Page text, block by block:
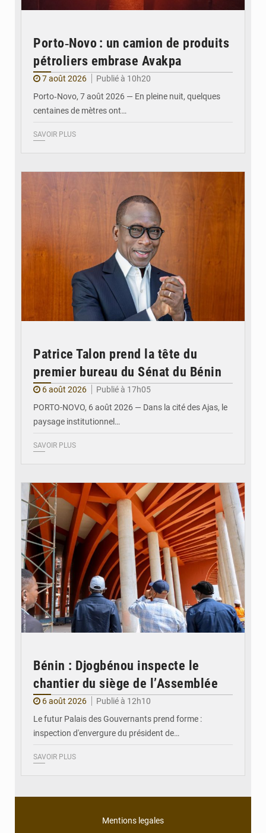
Porto‑Novo : un camion de produits
pétroliers embrase Avakpa
7 août 2026
Publié à 10h20
Porto‑Novo, 7 août 2026 — En pleine nuit, quelques
centaines de mètres ont…
SAVOIR PLUS
Patrice Talon prend la tête du
premier bureau du Sénat du Bénin
6 août 2026
Publié à 17h05
PORTO-NOVO, 6 août 2026 — Dans la cité des Ajas, le
paysage institutionnel…
SAVOIR PLUS
Bénin : Djogbénou inspecte le
chantier du siège de l’Assemblée
6 août 2026
Publié à 12h10
Le futur Palais des Gouvernants prend forme :
inspection d'envergure du président de…
SAVOIR PLUS
Mentions legales